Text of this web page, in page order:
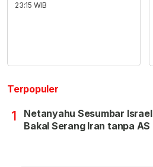
23:15 WIB
Terpopuler
1
Netanyahu Sesumbar Israel
Bakal Serang Iran tanpa AS